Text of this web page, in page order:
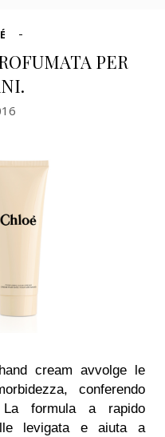
PER
cream avvolge le
conferendo
La formula a rapido
levigata e aiuta a